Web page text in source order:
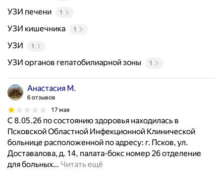
УЗИ печени 1
УЗИ кишечника 1
УЗИ 1
УЗИ органов гепатобилиарной зоны 1
Анастасия М.
6 отзывов
17 мая
С 8.05.26 по состоянию здоровья находилась в
Псковской Областной Инфекционной Клинической
больнице расположенной по адресу: г. Псков, ул.
Доставалова, д. 14, палата-бокс номер 26 отделение
для больных… Читать ещё